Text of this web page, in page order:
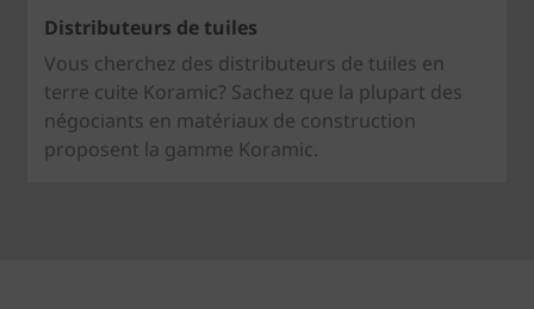
Distributeurs de tuiles
Vous cherchez des distributeurs de tuiles en
terre cuite Koramic? Sachez que la plupart des
négociants en matériaux de construction
proposent la gamme Koramic.